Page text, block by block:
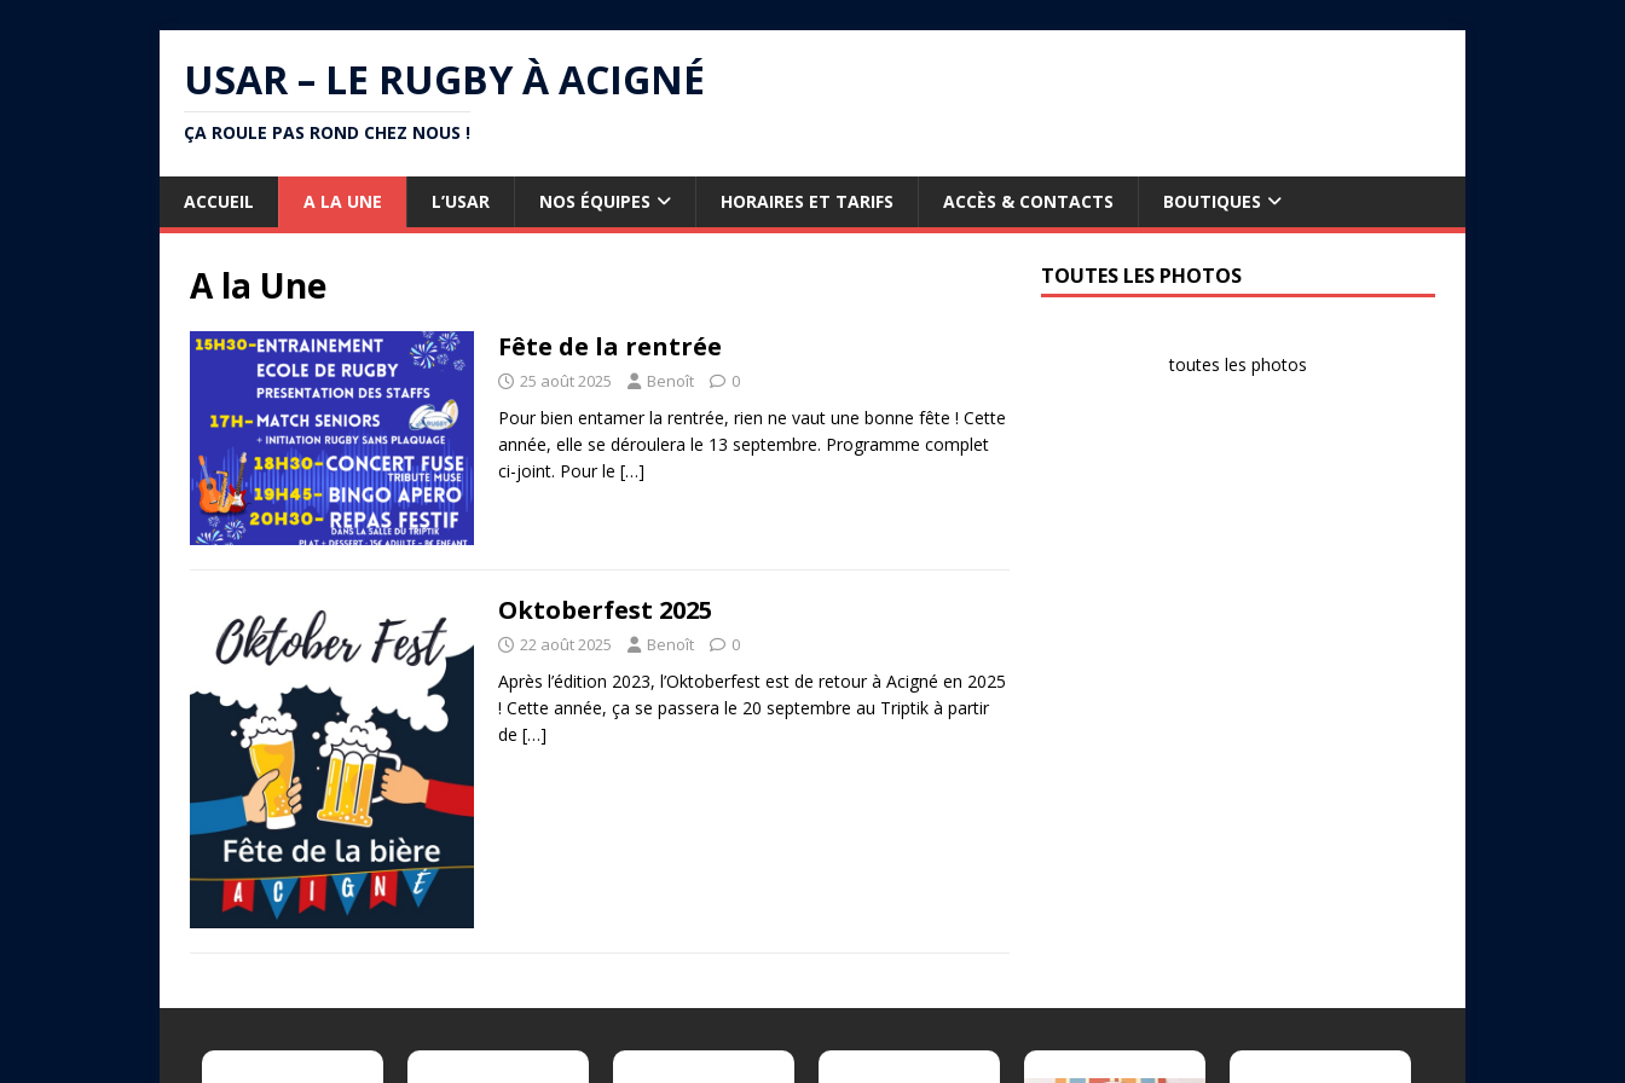
USAR – LE RUGBY À ACIGNÉ
ÇA ROULE PAS ROND CHEZ NOUS !
ACCUEIL A LA UNE L’USAR NOS ÉQUIPES HORAIRES ET TARIFS ACCÈS & CONTACTS BOUTIQUES
A la Une
Fête de la rentrée
25 août 2025 Benoît 0
Pour bien entamer la rentrée, rien ne vaut une bonne fête ! Cette
année, elle se déroulera le 13 septembre. Programme complet
ci-joint. Pour le […]
Oktoberfest 2025
22 août 2025 Benoît 0
Après l’édition 2023, l’Oktoberfest est de retour à Acigné en 2025
! Cette année, ça se passera le 20 septembre au Triptik à partir
de […]
TOUTES LES PHOTOS
toutes les photos